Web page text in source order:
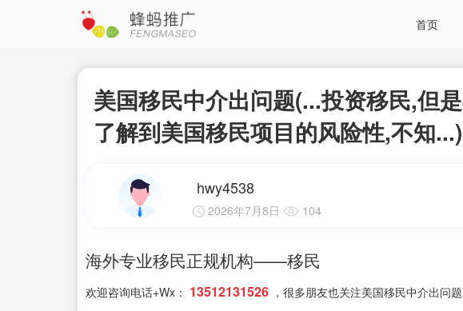
首页
美国移民中介出问题(...投资移民,但
了解到美国移民项目的风险性,不知...)
hwy4538
2026年7月8日 104
海外专业移民正规机构——移民
欢迎咨询电话+Wx： 13512131526 ，很多朋友也关注美国移民中介出问